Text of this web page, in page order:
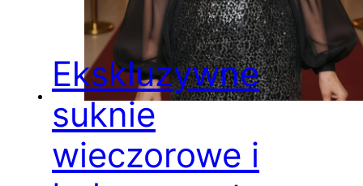
Ekskluzywne
suknie
wieczorowe i